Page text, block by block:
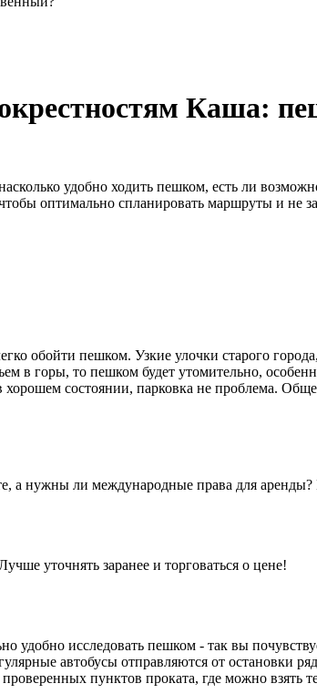
Каша:
удобно ходить пешком, есть ли
оптимально спланировать маршруты и не
обойти пешком. Узкие улочки старого
в горы, то пешком будет утомительно,
состоянии, парковка не проблема.
а нужны ли международные права для
уточнять заранее и торговаться о цене!
исследовать пешком - так вы
автобусы отправляются от остановки
пунктов проката, где можно взять